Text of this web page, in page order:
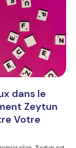
dans le
Zeytun
Votre